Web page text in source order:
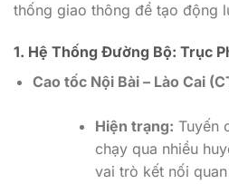
thống giao thông để tạo động
1. Hệ Thống Đường Bộ: Trục
Cao tốc Nội Bài – Lào Cai
Hiện trạng: Tuyến
chạy qua nhiều
vai trò kết nối